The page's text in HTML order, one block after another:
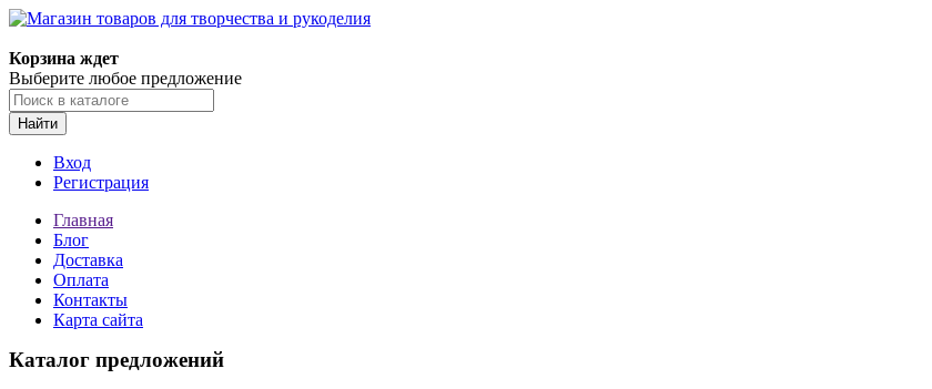
Корзина ждет
Выберите любое предложение
Найти
Вход
Регистрация
Главная
Блог
Доставка
Оплата
Контакты
Карта сайта
Каталог предложений